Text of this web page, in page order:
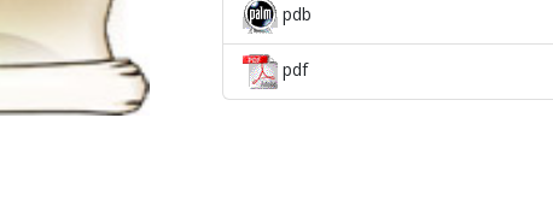
pdb
pdf